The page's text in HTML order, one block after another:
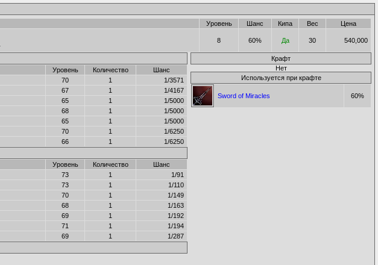
Уровень Шанс Кипа Вес
Цена
8 60% Да 30 540,000
Уровень Количество
Шанс
70 1
1/3571
67 1
1/4167
65 1
1/5000
68 1
1/5000
65 1
1/5000
70 1
1/6250
66 1
1/6250
Уровень Количество
Шанс
73 1
1/91
73 1
1/110
70 1
1/149
68 1
1/163
69 1
1/192
71 1
1/194
69 1
1/287
Крафт
Нет
Используется при крафте
Sword of Miracles 60%